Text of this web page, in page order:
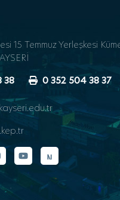
15 Temmuz Yerleşkesi
38
0 352 504 38 37